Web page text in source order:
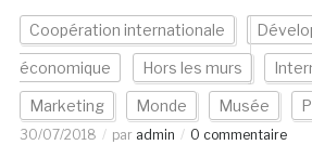
Coopération internationale
économique Hors les murs
Marketing Monde Musée
30/07/2018 par admin 0 commentaire